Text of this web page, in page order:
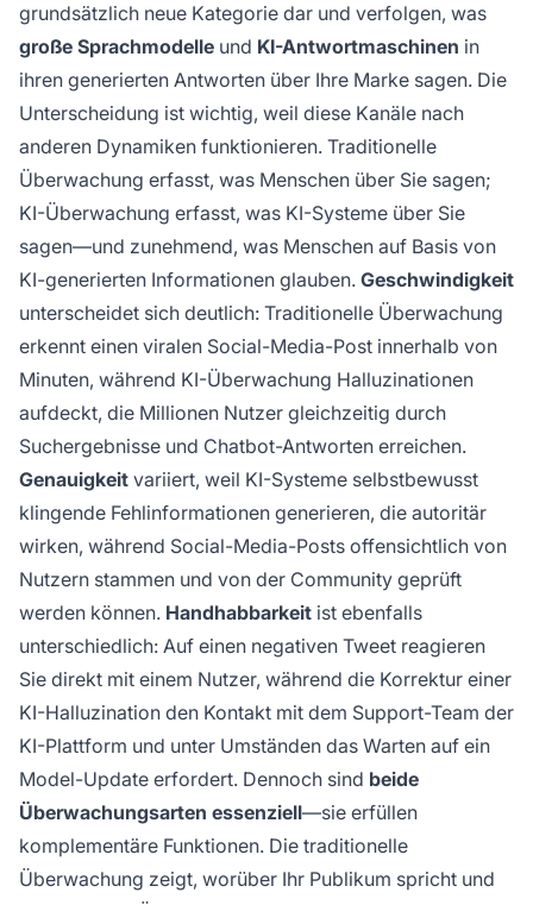
grundsätzlich neue Kategorie dar und verfolgen, was
große Sprachmodelle und KI-Antwortmaschinen in
ihren generierten Antworten über Ihre Marke sagen. Die
Unterscheidung ist wichtig, weil diese Kanäle nach
anderen Dynamiken funktionieren. Traditionelle
Überwachung erfasst, was Menschen über Sie sagen;
KI-Überwachung erfasst, was KI-Systeme über Sie
sagen—und zunehmend, was Menschen auf Basis von
KI-generierten Informationen glauben. Geschwindigkeit
unterscheidet sich deutlich: Traditionelle Überwachung
erkennt einen viralen Social-Media-Post innerhalb von
Minuten, während KI-Überwachung Halluzinationen
aufdeckt, die Millionen Nutzer gleichzeitig durch
Suchergebnisse und Chatbot-Antworten erreichen.
Genauigkeit variiert, weil KI-Systeme selbstbewusst
klingende Fehlinformationen generieren, die autoritär
wirken, während Social-Media-Posts offensichtlich von
Nutzern stammen und von der Community geprüft
werden können. Handhabbarkeit ist ebenfalls
unterschiedlich: Auf einen negativen Tweet reagieren
Sie direkt mit einem Nutzer, während die Korrektur einer
KI-Halluzination den Kontakt mit dem Support-Team der
KI-Plattform und unter Umständen das Warten auf ein
Model-Update erfordert. Dennoch sind beide
Überwachungsarten essenziell—sie erfüllen
komplementäre Funktionen. Die traditionelle
Überwachung zeigt, worüber Ihr Publikum spricht und